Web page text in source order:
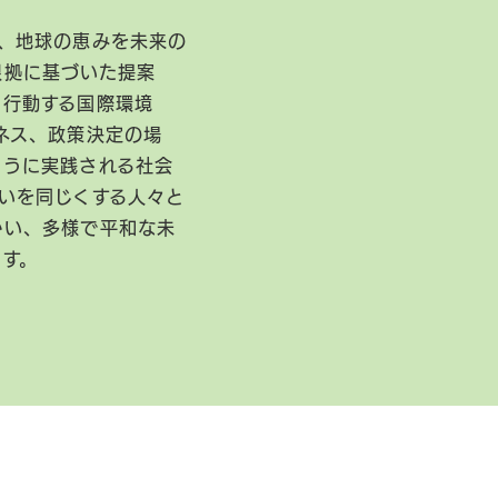
地球の恵みを未来の
に基づいた提案
動する国際環境
ス、政策決定の場
に実践される社会
を同じくする人々と
、多様で平和な未
。